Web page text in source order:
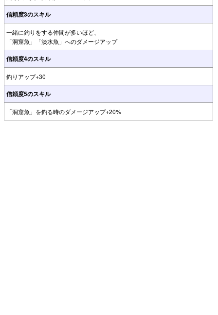
信頼度3のスキル
一緒に釣りをする仲間が多いほど、
「洞窟魚」「淡水魚」へのダメージアップ
信頼度4のスキル
釣りアップ+30
信頼度5のスキル
「洞窟魚」を釣る時のダメージアップ+20%